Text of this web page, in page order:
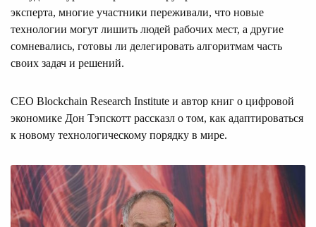
эксперта, многие участники переживали, что новые
технологии могут лишить людей рабочих мест, а другие
сомневались, готовы ли делегировать алгоритмам часть
своих задач и решений.
CEO Blockchain Research Institute и автор книг о цифровой
экономике Дон Тэпскотт рассказл о том, как адаптироваться
к новому технологическому порядку в мире.